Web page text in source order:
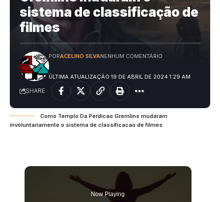
sistema de classificação de
filmes
ÚLTIMA ATUALIZAÇÃO 19 DE ABRIL DE 2024 1:29 AM
PORACELINO SILVANENHUM COMENTÁRIO
SHARE
Como Templo Da Perdicao Gremlins mudaram
involuntariamente o sistema de classificacao de filmes
Now Playing